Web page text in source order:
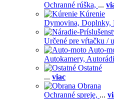
Ochranné rúška, ...
Kúrenie
Dymovina, Doplnky,
Určené pre vŕtačku /
Auto-
Autokamery,
Ostatné
... viac
Obrana
Ochranné spreje, ...